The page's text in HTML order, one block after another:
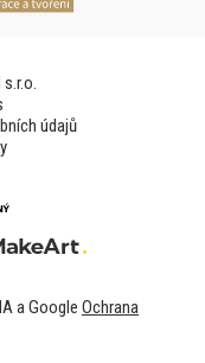
údajů
a Google Ochrana